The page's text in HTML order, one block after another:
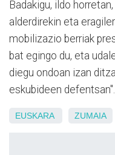
Badakigu, ildo
alderdirekin eta
mobilizazio berriak
bat egingo du, eta
diegu ondoan izan
eskubideen defentsan".
EUSKARA ZUMAIA